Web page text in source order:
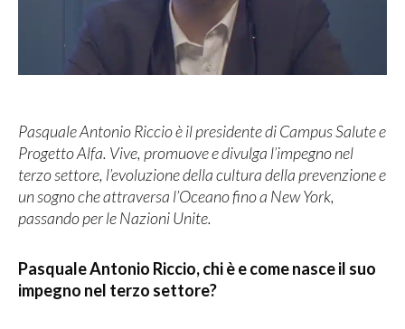
Pasquale Antonio Riccio è il presidente di Campus Salute e
Progetto Alfa. Vive, promuove e divulga l’impegno nel
terzo settore, l’evoluzione della cultura della prevenzione e
un sogno che attraversa l’Oceano fino a New York,
passando per le Nazioni Unite.
Pasquale Antonio Riccio, chi è e come nasce il suo
impegno nel terzo settore?